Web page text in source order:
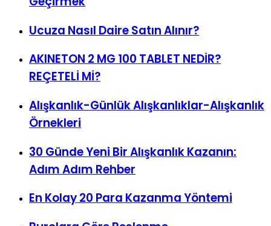
Ucuza Nasıl Daire Satın Alınır?
AKINETON 2 MG 100 TABLET NEDİR?
REÇETELİ Mİ?
Alışkanlık-Günlük Alışkanlıklar-Alışkanlık
Örnekleri
30 Günde Yeni Bir Alışkanlık Kazanın:
Adım Adım Rehber
En Kolay 20 Para Kazanma Yöntemi
Burçlara Göre Beslenme